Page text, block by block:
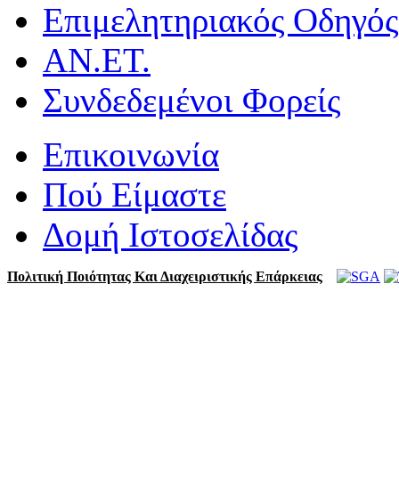
Επιμελητηριακός Οδηγός
ΑΝ.ΕΤ.
Συνδεδεμένοι Φορείς
Επικοινωνία
Πού Είμαστε
Δομή Ιστοσελίδας
Πολιτική Ποιότητας Και Διαχειριστικής Επάρκειας